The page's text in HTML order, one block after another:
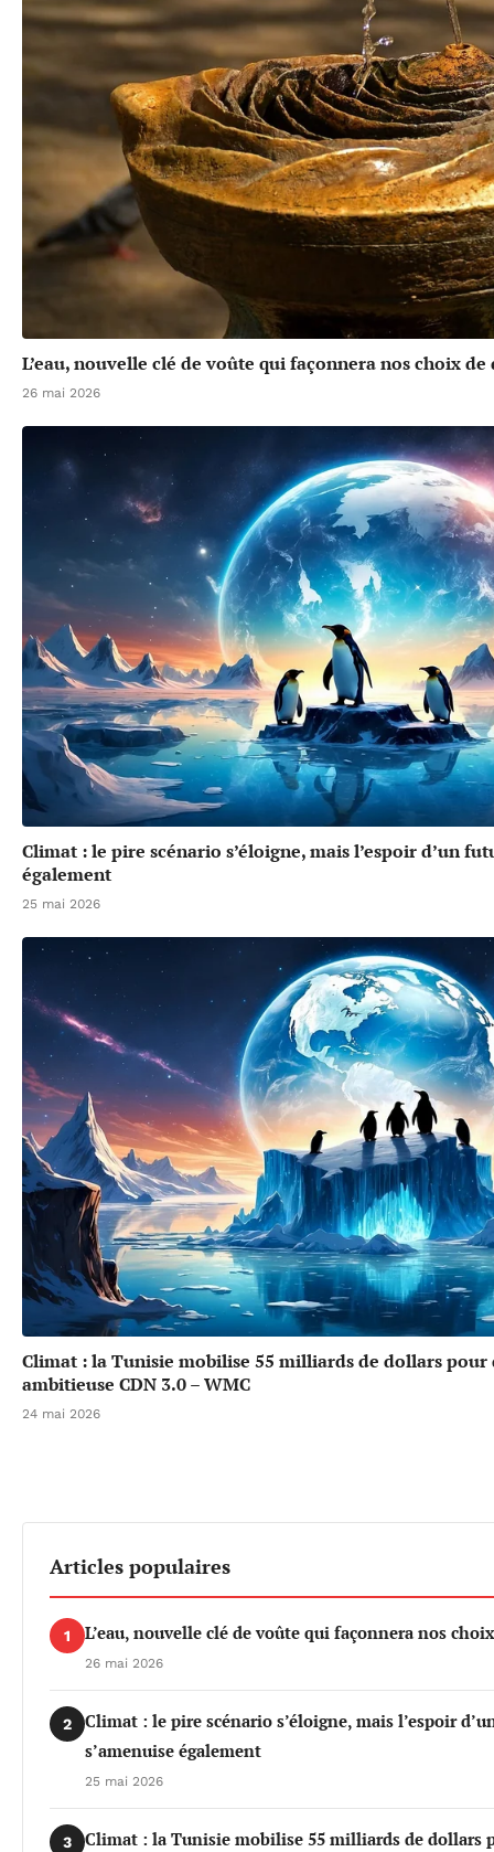
L’eau, nouvelle clé de voûte qui façonnera nos choix
26 mai 2026
Climat : le pire scénario s’éloigne, mais l’espoir d’un
également
25 mai 2026
Climat : la Tunisie mobilise 55 milliards de dollars pour
ambitieuse CDN 3.0 – WMC
24 mai 2026
Articles populaires
1 L’eau, nouvelle clé de voûte qui façonnera nos
26 mai 2026
2
Climat : le pire scénario s’éloigne, mais l’espoir
s’amenuise également
25 mai 2026
3 Climat : la Tunisie mobilise 55 milliards de dollars